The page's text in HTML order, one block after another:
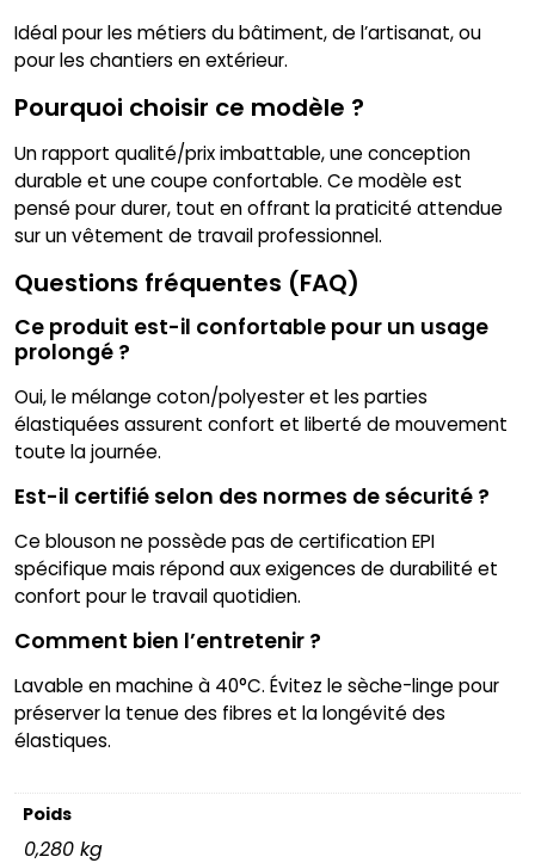
Idéal pour les métiers du bâtiment, de l’artisanat, ou
pour les chantiers en extérieur.
Pourquoi choisir ce modèle ?
Un rapport qualité/prix imbattable, une conception
durable et une coupe confortable. Ce modèle est
pensé pour durer, tout en offrant la praticité attendue
sur un vêtement de travail professionnel.
Questions fréquentes (FAQ)
Ce produit est-il confortable pour un usage
prolongé ?
Oui, le mélange coton/polyester et les parties
élastiquées assurent confort et liberté de mouvement
toute la journée.
Est-il certifié selon des normes de sécurité ?
Ce blouson ne possède pas de certification EPI
spécifique mais répond aux exigences de durabilité et
confort pour le travail quotidien.
Comment bien l’entretenir ?
Lavable en machine à 40°C. Évitez le sèche-linge pour
préserver la tenue des fibres et la longévité des
élastiques.
Poids
0,280 kg